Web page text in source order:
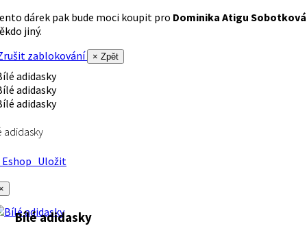
dárek pak bude moci koupit pro Dominika Atigu Sobotková
jiný.
zablokování
× Zpět
adidasky
Uložit
Bílé adidasky